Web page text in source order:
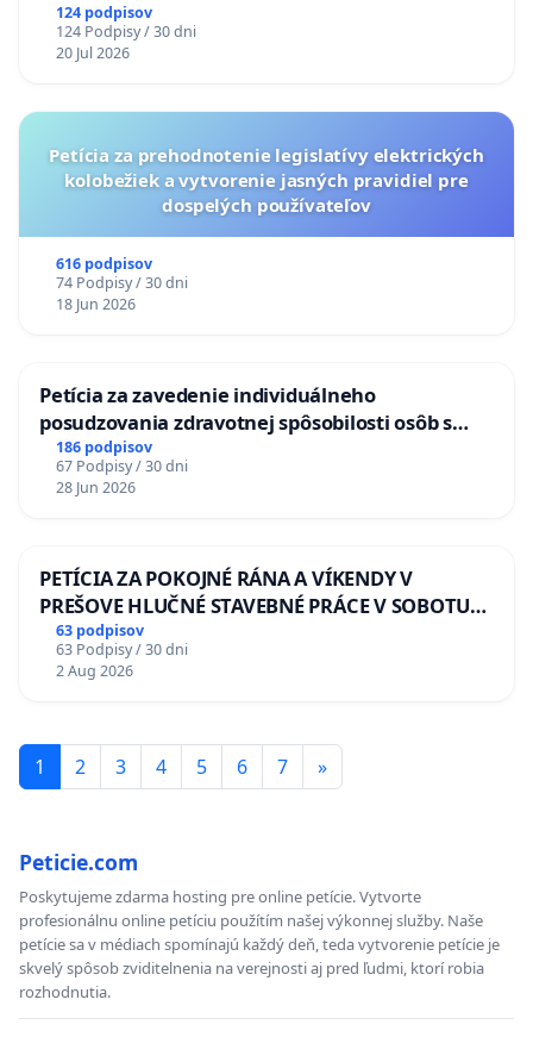
124 podpisov
124 Podpisy / 30 dni
20 Jul 2026
Petícia za prehodnotenie legislatívy elektrických
kolobežiek a vytvorenie jasných pravidiel pre
dospelých používateľov
616 podpisov
74 Podpisy / 30 dni
18 Jun 2026
Petícia za zavedenie individuálneho
posudzovania zdravotnej spôsobilosti osôb s
diabetom 1. a 2. typu pri prijímaní do
Policajného zboru SR
186 podpisov
67 Podpisy / 30 dni
28 Jun 2026
PETÍCIA ZA POKOJNÉ RÁNA A VÍKENDY V
PREŠOVE HLUČNÉ STAVEBNÉ PRÁCE V SOBOTU
LEN OD 9.00 DO 13.00 HOD., CEZ PRACOVNÝ
TÝŽDEŇ CIEĽ 8.00 – 18.00 HOD. A PRAVIDELNÁ
KONTROLA STAVBY C-AREA NA
63 podpisov
63 Podpisy / 30 dni
2 Aug 2026
1 2 3 4 5 6 7 »
Peticie.com
Poskytujeme zdarma hosting pre online petície. Vytvorte
profesionálnu online petíciu použítím našej výkonnej služby. Naše
petície sa v médiach spomínajú každý deň, teda vytvorenie petície je
skvelý spôsob zviditelnenia na verejnosti aj pred ľudmi, ktorí robia
rozhodnutia.